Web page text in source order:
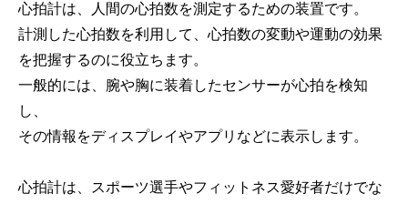
心拍計は、人間の心拍数を測定するための装置です。
計測した心拍数を利用して、心拍数の変動や運動の効果
を把握するのに役立ちます。
一般的には、腕や胸に装着したセンサーが心拍を検知
し、
その情報をディスプレイやアプリなどに表示します。
心拍計は、スポーツ選手やフィットネス愛好者だけでな